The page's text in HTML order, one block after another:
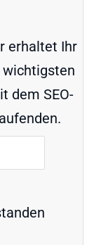
erhaltet Ihr
wichtigsten
dem SEO-